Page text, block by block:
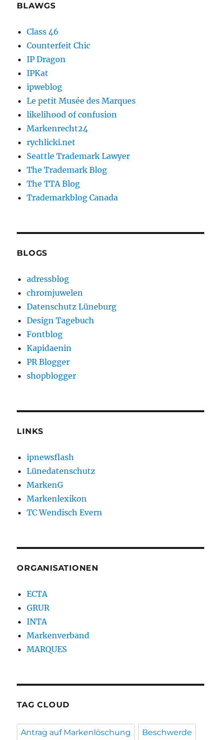
BLAWGS
Class 46
Counterfeit Chic
IP Dragon
IPKat
ipweblog
Le petit Musée des Marques
likelihood of confusion
Markenrecht24
rychlicki.net
Seattle Trademark Lawyer
The Trademark Blog
The TTA Blog
Trademarkblog Canada
BLOGS
adressblog
chromjuwelen
Datenschutz Lüneburg
Design Tagebuch
Fontblog
Kapidaenin
PR Blogger
shopblogger
LINKS
ipnewsflash
Lünedatenschutz
MarkenG
Markenlexikon
TC Wendisch Evern
ORGANISATIONEN
ECTA
GRUR
INTA
Markenverband
MARQUES
TAG CLOUD
Antrag auf Markenlöschung Beschwerde